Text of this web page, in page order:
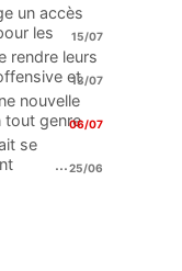
un accès
les
...
15/07
rendre leurs
et
...
13/07
nouvelle
tout genre06/07
se
...25/06